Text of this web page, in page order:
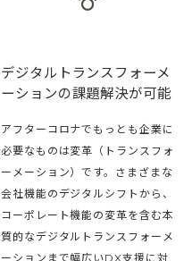
デジタルトランスフォーメ
ーションの課題解決が可能
アフターコロナでもっとも企業に
必要なものは変革（トランスフォ
ーメーション）です。さまざまな
会社機能のデジタルシフトから、
コーポレート機能の変革を含む本
質的なデジタルトランスフォーメ
ーションまで幅広いDX支援に対